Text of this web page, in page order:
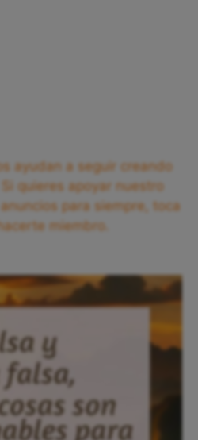
ayudan a seguir creando
quieres apoyar nuestro
para siempre, toca
miembro.